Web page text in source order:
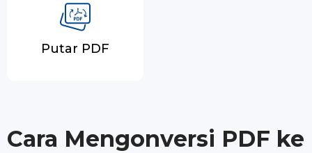
Putar PDF
Cara Mengonversi PDF ke